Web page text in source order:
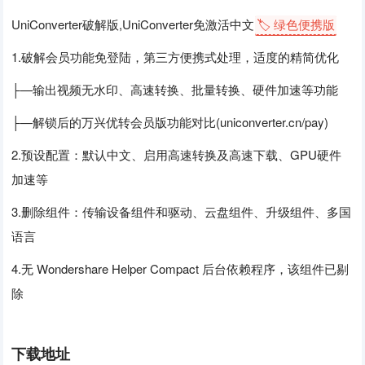
UniConverter破解版,UniConverter免激活中文 🏷️ 绿色便携版
1.破解会员功能免登陆，第三方便携式处理，适度的精简优化
├—输出视频无水印、高速转换、批量转换、硬件加速等功能
├—解锁后的万兴优转会员版功能对比(uniconverter.cn/pay)
2.预设配置：默认中文、启用高速转换及高速下载、GPU硬件
加速等
3.删除组件：传输设备组件和驱动、云盘组件、升级组件、多国
语言
4.无 Wondershare Helper Compact 后台依赖程序，该组件已剔
除
下载地址